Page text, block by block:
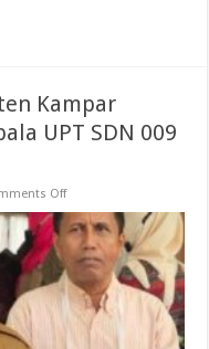
Kampar
UPT SDN 009
Offon
Kadis
Dikpora
Kabupaten
Kampar
Pastikan
Akan
Panggil
Kepala